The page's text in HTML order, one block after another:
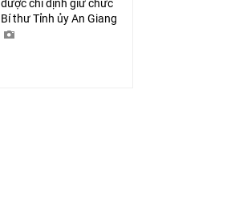
được chỉ định giữ chức
Bí thư Tỉnh ủy An Giang